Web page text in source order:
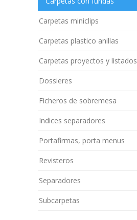
Carpetas miniclips
Carpetas plastico anillas
Carpetas proyectos y listados
Dossieres
Ficheros de sobremesa
Indices separadores
Portafirmas, porta menus
Revisteros
Separadores
Subcarpetas